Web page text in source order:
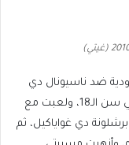
ودية ضد ناسيونال دي
كيتو، وهناك تعاقدوا معي، ظهرت لأول مرة في سن الـ18، ولعبت مع
إلى برشلونة دي غواياكيل، ثم